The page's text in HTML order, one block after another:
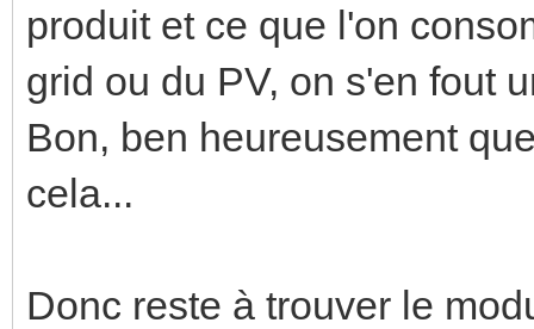
produit et ce que l'on
grid ou du PV, on s'en fout
Bon, ben heureusement
cela...
Donc reste à trouver le